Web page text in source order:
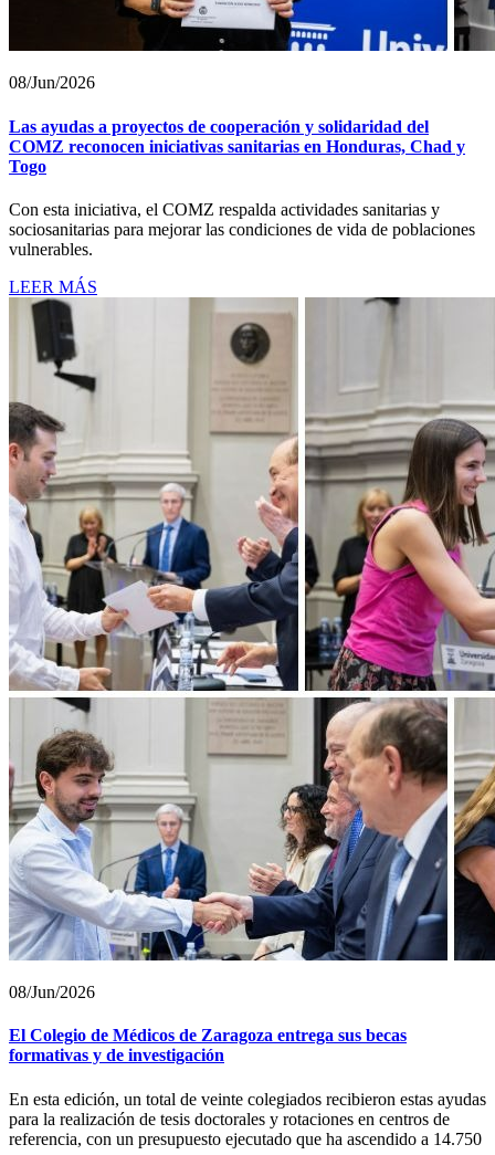
08/Jun/2026
Las ayudas a proyectos de cooperación y solidaridad del
COMZ reconocen iniciativas sanitarias en Honduras, Chad y
Togo
Con esta iniciativa, el COMZ respalda actividades sanitarias y
sociosanitarias para mejorar las condiciones de vida de poblaciones
vulnerables.
LEER MÁS
08/Jun/2026
El Colegio de Médicos de Zaragoza entrega sus becas
formativas y de investigación
En esta edición, un total de veinte colegiados recibieron estas ayudas
para la realización de tesis doctorales y rotaciones en centros de
referencia, con un presupuesto ejecutado que ha ascendido a 14.750